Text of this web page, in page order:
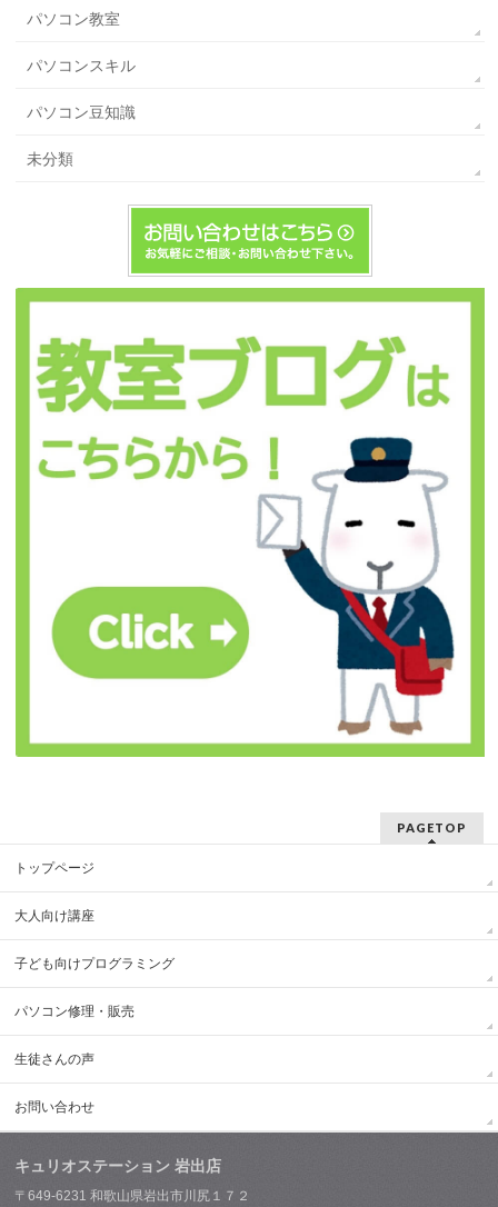
パソコン教室
パソコンスキル
パソコン豆知識
未分類
PAGETOP
トップページ
大人向け講座
子ども向けプログラミング
パソコン修理・販売
生徒さんの声
お問い合わせ
キュリオステーション 岩出店
〒649-6231 和歌山県岩出市川尻１７２